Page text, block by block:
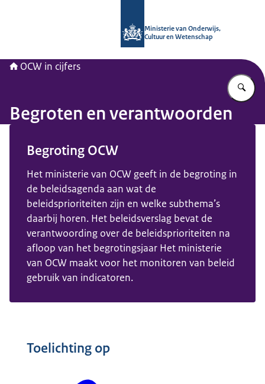
Ministerie van Onderwijs,
Cultuur en Wetenschap
OCW in cijfers
Begroten en verantwoorden
Begroting OCW
Het ministerie van OCW geeft in de begroting in
de beleidsagenda aan wat de
beleidsprioriteiten zijn en welke subthema’s
daarbij horen. Het beleidsverslag bevat de
verantwoording over de beleidsprioriteiten na
afloop van het begrotingsjaar Het ministerie
van OCW maakt voor het monitoren van beleid
gebruik van indicatoren.
Toelichting op